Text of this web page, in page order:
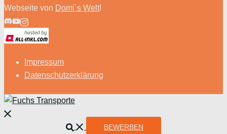
Webseite von Domi´s Welt!
Impressum
Datenschutzerklärung
Menü
Suche BEWERBEN